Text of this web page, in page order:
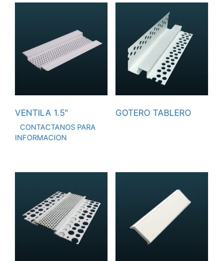
VENTILA 1.5″
CONTACTANOS PARA
INFORMACION
GOTERO TABLERO